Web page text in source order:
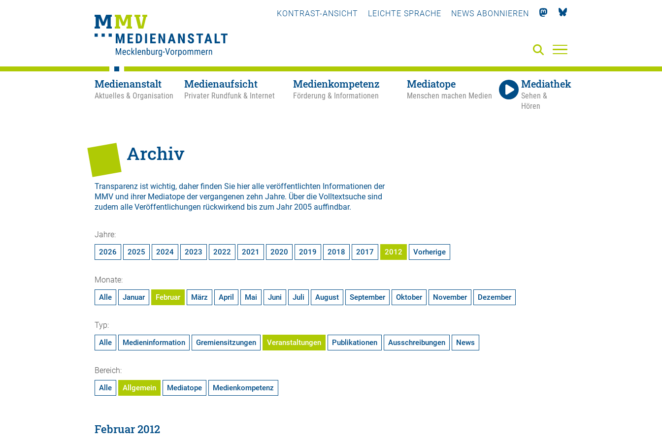
KONTRAST-ANSICHT LEICHTE SPRACHE NEWS ABONNIEREN
Medienanstalt
Aktuelles & Organisation
Medienaufsicht
Privater Rundfunk & Internet
Medienkompetenz
Förderung & Informationen
Mediatope
Menschen machen Medien
Mediathek
Sehen &
Hören
Archiv
Transparenz ist wichtig, daher finden Sie hier alle veröffentlichten Informationen der
MMV und ihrer Mediatope der vergangenen zehn Jahre. Über die Volltextsuche sind
zudem alle Veröffentlichungen rückwirkend bis zum Jahr 2005 auffindbar.
Jahre:
2026 2025 2024 2023 2022 2021 2020 2019 2018 2017 2012 Vorherige
Monate:
Alle Januar Februar März April Mai Juni Juli August September Oktober November Dezember
Typ:
Alle Medieninformation Gremiensitzungen Veranstaltungen Publikationen Ausschreibungen News
Bereich:
Alle Allgemein Mediatope Medienkompetenz
Februar 2012